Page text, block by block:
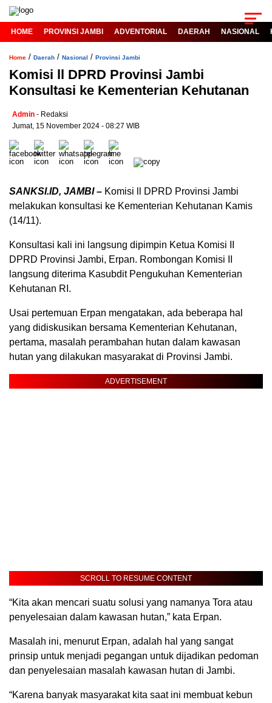
HOME PROVINSI JAMBI ADVENTORIAL DAERAH NASIONAL
Home / Daerah / Nasional / Provinsi Jambi
Komisi ll DPRD Provinsi Jambi
Konsultasi ke Kementerian Kehutanan
Admin - Redaksi
Jumat, 15 November 2024 - 08:27 WIB
SANKSI.ID, JAMBI – Komisi ll DPRD Provinsi Jambi
melakukan konsultasi ke Kementerian Kehutanan Kamis
(14/11).
Konsultasi kali ini langsung dipimpin Ketua Komisi II
DPRD Provinsi Jambi, Erpan. Rombongan Komisi II
langsung diterima Kasubdit Pengukuhan Kementerian
Kehutanan RI.
Usai pertemuan Erpan mengatakan, ada beberapa hal
yang didiskusikan bersama Kementerian Kehutanan,
pertama, masalah perambahan hutan dalam kawasan
hutan yang dilakukan masyarakat di Provinsi Jambi.
ADVERTISEMENT
SCROLL TO RESUME CONTENT
“Kita akan mencari suatu solusi yang namanya Tora atau
penyelesaian dalam kawasan hutan,” kata Erpan.
Masalah ini, menurut Erpan, adalah hal yang sangat
prinsip untuk menjadi pegangan untuk dijadikan pedoman
dan penyelesaian masalah kawasan hutan di Jambi.
“Karena banyak masyarakat kita saat ini membuat kebun